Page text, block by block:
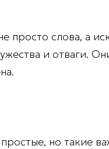
просто слова, а
и отваги.
но такие